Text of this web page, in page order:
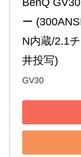
BenQ
ー
N内蔵/2.1
井投写)
GV30